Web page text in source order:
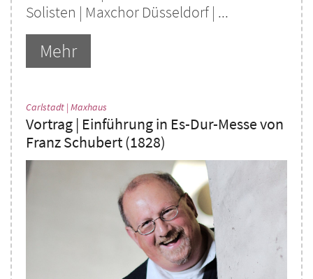
Solisten | Maxchor Düsseldorf | ...
Mehr
Carlstadt | Maxhaus
Vortrag | Einführung in Es-Dur-Messe von
Franz Schubert (1828)